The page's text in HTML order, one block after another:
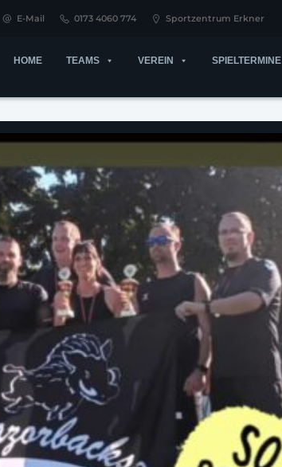
E-Mail 0173 4060 774 Sportzentrum Erkner
HOME TEAMS VEREIN SPIELTERMINE